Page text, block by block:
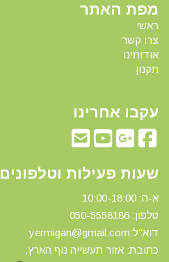
מפת האתר
ראשי
צרו קשר
אודותינו
תקנון
עקבו אחרינו
שעות פעילות וטלפונים
א-ה: 10:00-18:00
טלפון: 0 50-5558186
דוא"ל:yermigan@gmail.com
כתובת: אזור תעשייה נוף הארץ,